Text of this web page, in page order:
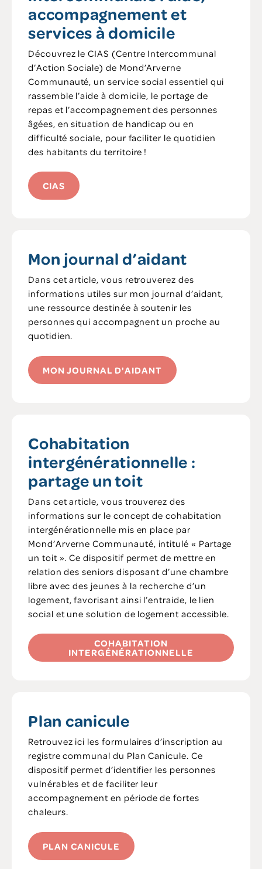
accompagnement et
services à domicile
Découvrez le CIAS (Centre Intercommunal
d’Action Sociale) de Mond’Arverne
Communauté, un service social essentiel qui
rassemble l’aide à domicile, le portage de
repas et l’accompagnement des personnes
âgées, en situation de handicap ou en
difficulté sociale, pour faciliter le quotidien
des habitants du territoire !
CIAS
Mon journal d’aidant
Dans cet article, vous retrouverez des
informations utiles sur mon journal d’aidant,
une ressource destinée à soutenir les
personnes qui accompagnent un proche au
quotidien.
MON JOURNAL D'AIDANT
Cohabitation
intergénérationnelle :
partage un toit
Dans cet article, vous trouverez des
informations sur le concept de cohabitation
intergénérationnelle mis en place par
Mond’Arverne Communauté, intitulé « Partage
un toit ». Ce dispositif permet de mettre en
relation des seniors disposant d’une chambre
libre avec des jeunes à la recherche d’un
logement, favorisant ainsi l’entraide, le lien
social et une solution de logement accessible.
COHABITATION
INTERGÉNÉRATIONNELLE
Plan canicule
Retrouvez ici les formulaires d’inscription au
registre communal du Plan Canicule. Ce
dispositif permet d’identifier les personnes
vulnérables et de faciliter leur
accompagnement en période de fortes
chaleurs.
PLAN CANICULE